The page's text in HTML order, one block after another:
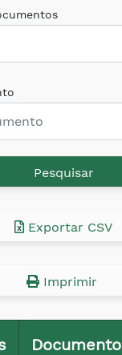
Pesquisar
Exportar CSV
Imprimir
Documento